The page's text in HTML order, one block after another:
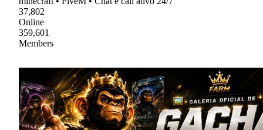
37,802
Online
359,601
Members